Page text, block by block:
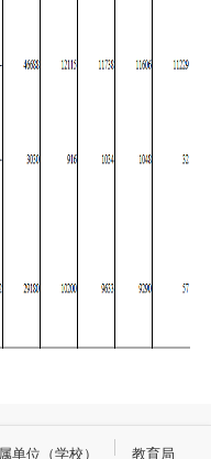
单位（学校） 教育局